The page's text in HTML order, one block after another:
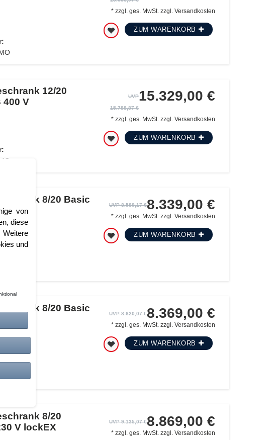
*zzgl. ges. MwSt. zzgl.Versandkosten
ZUM WARENKORB
12/20
400 V
UVP
15.788,87 €
15.329,00 €
*zzgl. ges. MwSt. zzgl.Versandkosten
ZUM WARENKORB
8/20 Basic
UVP 8.589,17 €8.339,00 €
*zzgl. ges. MwSt. zzgl.Versandkosten
ZUM WARENKORB
8/20 Basic
UVP 8.620,07 €8.369,00 €
*zzgl. ges. MwSt. zzgl.Versandkosten
ZUM WARENKORB
8/20
V lockEX
UVP 9.135,07 €8.869,00 €
*zzgl. ges. MwSt. zzgl.Versandkosten
von
diese
und